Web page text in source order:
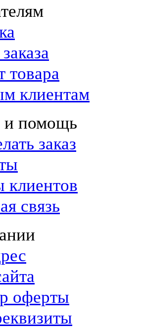
товара
клиентам
и помощь
заказ
клиентов
связь
оферты